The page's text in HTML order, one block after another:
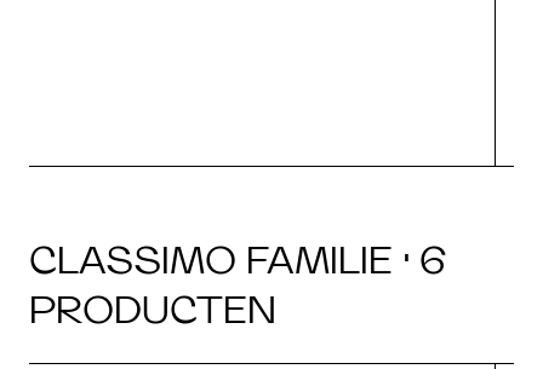
CLASSIMO FAMILIE · 6
PRODUCTEN